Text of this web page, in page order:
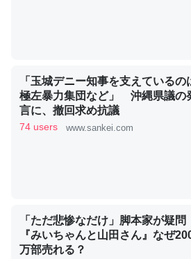
─ニュース :: 【研究発表】昆虫学の大問題
論文では「淡水はカルシウムも酸素
利だから両方が拮抗してるのでは」
いる鋏角類（カブトガニ・ウミグモ
ずキチンを強化してる筈だが、酵素
─ニュース :: 【研究発表】昆虫学の大問題
「玉城デニー知事を支えているの
極左暴力集団など」 沖縄県議の
言に、撤回求め抗議
74 users www.sankei.com
「ただ悲惨なだけ」脚本家が疑問
『みいちゃんと山田さん』なぜ
万部売れる？